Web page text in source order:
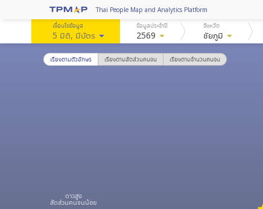
Thai People Map and Analytics Platform
เงื่อนไขข้อมูล
5 มิติ, มีบัตรarrow_drop_down
ข้อมูลประจำปี
2569 arrow_drop_down
จังหวัด
ชัยภูมิ arrow_drop_down
เรียงตามตัวอักษร เรียงตามสัดส่วนคนจน เรียงตามจำนวนคนจน
ดาวสูง
สัดส่วนคนจนน้อย